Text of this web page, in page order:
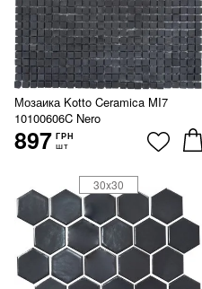
Мозаика Kotto Ceramica MI7
10100606C Nero
897 ГРН
шт
30x30